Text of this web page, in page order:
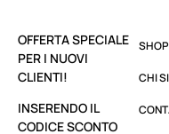
OFFERTA SPECIALE
PER I NUOVI
CLIENTI!
INSERENDO IL
CODICE SCONTO
SHOP
CHI